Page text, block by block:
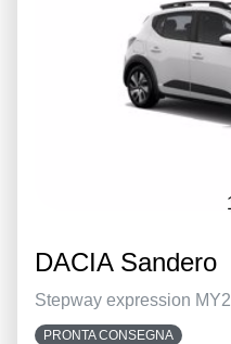
DACIA Sandero
Stepway expression
PRONTA CONSEGNA